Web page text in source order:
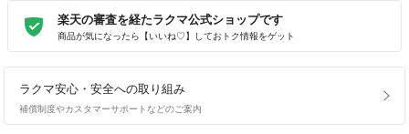
楽天の審査を経たラクマ公式ショップです
商品が気になったら【いいね♡】しておトク情報をゲット
ラクマ安心・安全への取り組み
補償制度やカスタマーサポートなどのご案内